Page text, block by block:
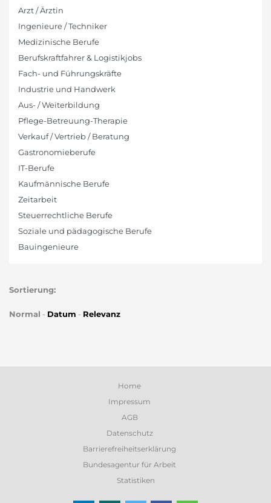
Arzt / Ärztin
Ingenieure / Techniker
Medizinische Berufe
Berufskraftfahrer & Logistikjobs
Fach- und Führungskräfte
Industrie und Handwerk
Aus- / Weiterbildung
Pflege-Betreuung-Therapie
Verkauf / Vertrieb / Beratung
Gastronomieberufe
IT-Berufe
Kaufmännische Berufe
Zeitarbeit
Steuerrechtliche Berufe
Soziale und pädagogische Berufe
Bauingenieure
Sortierung:
Normal - Datum - Relevanz
Home
Impressum
AGB
Datenschutz
Barrierefreiheitserklärung
Bundesagentur für Arbeit
Statistiken